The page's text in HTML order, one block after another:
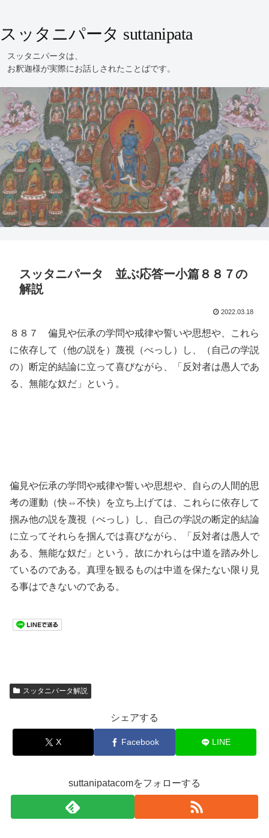
スッタニパータ suttanipata
スッタニパータ 並ぶ応答ー小篇８８７の
解説
2022.03.18
８８７ 偏見や伝承の学問や戒律や誓いや思想や、これら
に依存して（他の説を）蔑視（べっし）し、（自己の学説
の）断定的結論に立って喜びながら、「反対者は愚人であ
る、無能な奴だ」という。
偏見や伝承の学問や戒律や誓いや思想や、自らの人間的思
考の運動（快⇔不快）を立ち上げては、これらに依存して
掴み他の説を蔑視（べっし）し、自己の学説の断定的結論
に立ってそれらを掴んでは喜びながら、「反対者は愚人で
ある、無能な奴だ」という。故にかれらは中道を踏み外し
ているのである。真理を観るものは中道を保たない限り見
る事はできないのである。
スッタニパータ解説
シェアする
X Facebook LINE
suttanipatacomをフォローする